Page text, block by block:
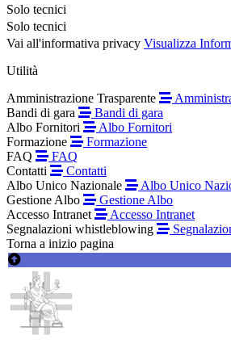
Solo tecnici
Solo tecnici
Vai all'informativa privacy Visualizza
Utilità
Amministrazione Trasparente
Bandi di gara
Bandi di gara
Albo Fornitori
Albo Fornitori
Formazione
Formazione
FAQ
FAQ
Contatti
Contatti
Albo Unico Nazionale
Albo Unico
Gestione Albo
Gestione Albo
Accesso Intranet
Accesso Intranet
Segnalazioni whistleblowing
Torna a inizio pagina